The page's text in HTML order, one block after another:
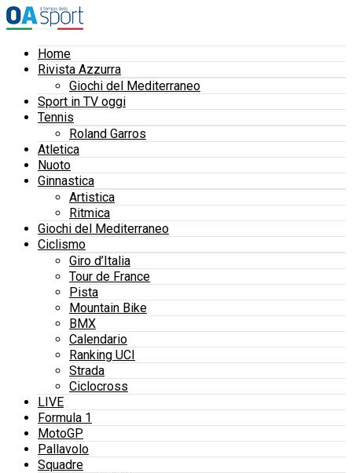
Home
Rivista Azzurra
Giochi del Mediterraneo
Sport in TV oggi
Tennis
Roland Garros
Atletica
Nuoto
Ginnastica
Artistica
Ritmica
Giochi del Mediterraneo
Ciclismo
Giro d’Italia
Tour de France
Pista
Mountain Bike
BMX
Calendario
Ranking UCI
Strada
Ciclocross
LIVE
Formula 1
MotoGP
Pallavolo
Squadre